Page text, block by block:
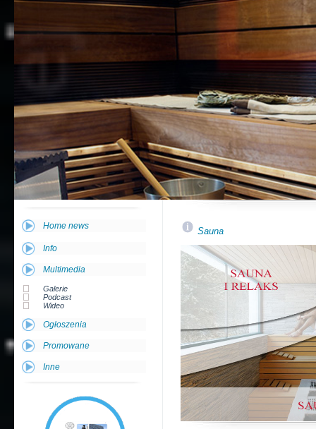
Home news
Info
Multimedia
Galerie
Podcast
Wideo
Ogłoszenia
Promowane
Inne
Sauna